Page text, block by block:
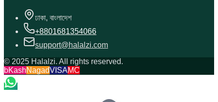
ঢাকা, বাংলাদেশ
+8801681354066
support@halalzi.com
© 2025 Halalzi. All rights reserved.
bKashNagadVISAMC